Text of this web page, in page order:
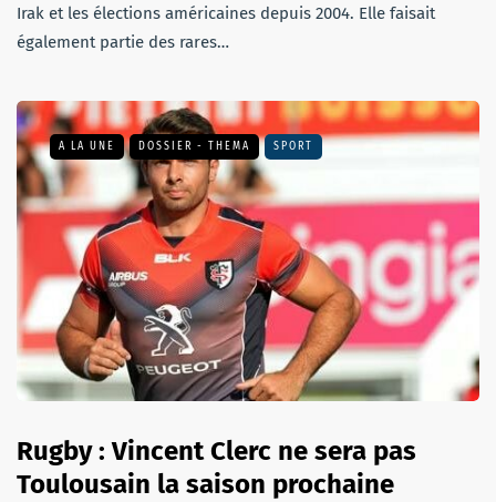
Irak et les élections américaines depuis 2004. Elle faisait
également partie des rares…
A LA UNE DOSSIER - THEMA SPORT
Rugby : Vincent Clerc ne sera pas
Toulousain la saison prochaine